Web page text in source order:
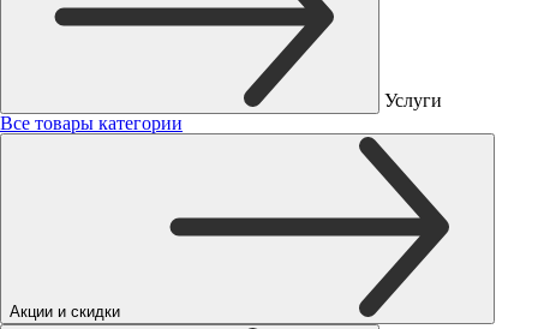
Услуги
Все товары категории
Акции и скидки